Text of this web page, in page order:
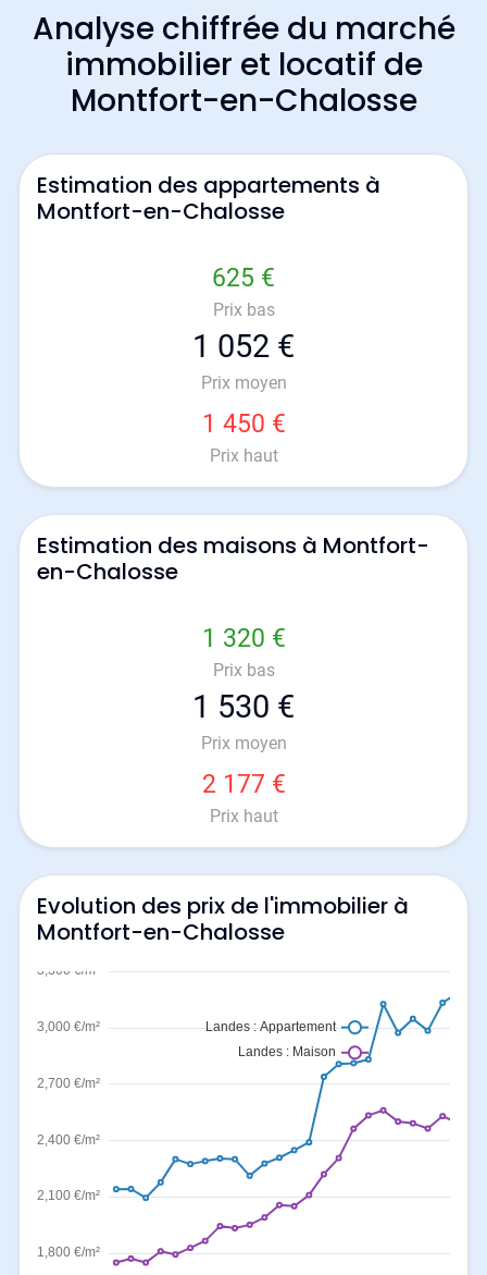
Analyse chiffrée du marché
immobilier et locatif de
Montfort-en-Chalosse
Estimation des appartements à
Montfort-en-Chalosse
625 €
Prix bas
1 052 €
Prix moyen
1 450 €
Prix haut
Estimation des maisons à Montfort-
en-Chalosse
1 320 €
Prix bas
1 530 €
Prix moyen
2 177 €
Prix haut
Evolution des prix de l'immobilier à
Montfort-en-Chalosse